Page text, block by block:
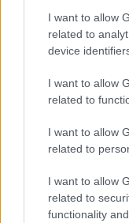
I want to allow
related to
device
I want to allow
related to
I want to allow
related to
I want to allow
related to
functionality